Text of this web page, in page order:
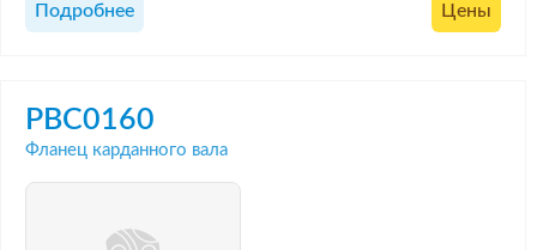
Подробнее Цены
PBC0160
Фланец карданного вала